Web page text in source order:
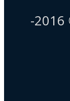
جملہ حقوق محفوظ ہیں © 2016-